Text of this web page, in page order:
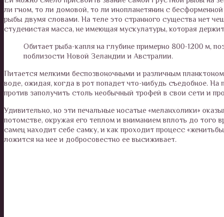
ли гном, то ли домовой, то ли инопланетянин с
рыбы двумя словами. На теле это странного существа нет
студенистая масса, не имеющая мускулатуры, которая
Обитает рыба-капля на глубине примерно 800-1200 м,
поблизости Новой Зеландии и Австралии.
Питается мелкими беспозвоночными и различным
воде, ожидая, когда в рот попадет что-нибудь съедобное.
против заполучить столь необычный трофей в свои сети и
Удивительно, но эти печальные носатые «меланхолики»
потомстве, окружая его теплом и вниманием вплоть до того
самец находит себе самку, и как проходит процесс
ложится на нее и добросовестно ее высиживает.